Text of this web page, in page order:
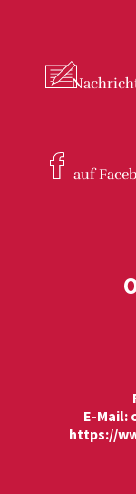
auf
E-Mail:
https://